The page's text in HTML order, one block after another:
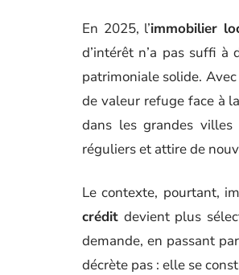
En 2025, l’immobilier
d’intérêt n’a pas suffi
patrimoniale solide.
de valeur refuge face à
dans les grandes villes
réguliers et attire de
Le contexte, pourtant,
crédit devient plus
demande, en passant
décrète pas : elle se